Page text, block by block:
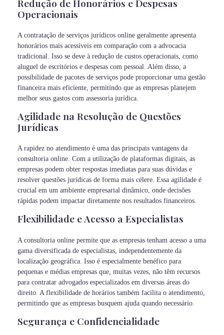
Redução de Honorários e Despesas
Operacionais
A contratação de serviços jurídicos online geralmente apresenta
honorários mais acessíveis em comparação com a advocacia
tradicional. Isso se deve à redução de custos operacionais, como
aluguel de escritórios e despesas com pessoal. Além disso, a
possibilidade de pacotes de serviços pode proporcionar uma gestão
financeira mais eficiente, permitindo que as empresas planejem
melhor seus gastos com assessoria jurídica.
Agilidade na Resolução de Questões
Jurídicas
A rapidez no atendimento é uma das principais vantagens da
consultoria online. Com a utilização de plataformas digitais, as
empresas podem obter respostas imediatas para suas dúvidas e
resolver questões jurídicas de forma mais célere. Essa agilidade é
crucial em um ambiente empresarial dinâmico, onde decisões
rápidas podem impactar diretamente nos resultados financeiros.
Flexibilidade e Acesso a Especialistas
A consultoria online permite que as empresas tenham acesso a uma
gama diversificada de especialistas, independentemente da
localização geográfica. Isso é especialmente benéfico para
pequenas e médias empresas que, muitas vezes, não têm recursos
para contratar advogados especializados em diversas áreas do
direito. A flexibilidade de horários também facilita o atendimento,
permitindo que as empresas busquem ajuda quando necessário.
Segurança e Confidencialidade